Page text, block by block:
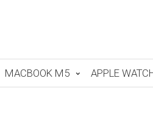
MACBOOK M5 APPLE